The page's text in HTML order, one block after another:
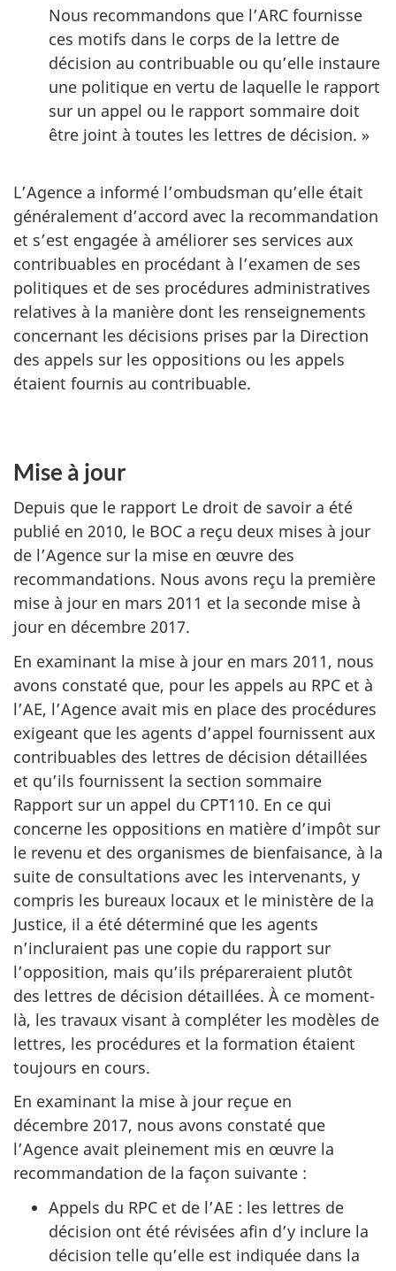
Nous recommandons que l’ARC fournisse
ces motifs dans le corps de la lettre de
décision au contribuable ou qu’elle instaure
une politique en vertu de laquelle le rapport
sur un appel ou le rapport sommaire doit
être joint à toutes les lettres de décision. »
L’Agence a informé l’ombudsman qu’elle était
généralement d’accord avec la recommandation
et s’est engagée à améliorer ses services aux
contribuables en procédant à l’examen de ses
politiques et de ses procédures administratives
relatives à la manière dont les renseignements
concernant les décisions prises par la Direction
des appels sur les oppositions ou les appels
étaient fournis au contribuable.
Mise à jour
Depuis que le rapport Le droit de savoir a été
publié en 2010, le BOC a reçu deux mises à jour
de l’Agence sur la mise en œuvre des
recommandations. Nous avons reçu la première
mise à jour en mars 2011 et la seconde mise à
jour en décembre 2017.
En examinant la mise à jour en mars 2011, nous
avons constaté que, pour les appels au RPC et à
l’AE, l’Agence avait mis en place des procédures
exigeant que les agents d’appel fournissent aux
contribuables des lettres de décision détaillées
et qu’ils fournissent la section sommaire
Rapport sur un appel du CPT110. En ce qui
concerne les oppositions en matière d’impôt sur
le revenu et des organismes de bienfaisance, à la
suite de consultations avec les intervenants, y
compris les bureaux locaux et le ministère de la
Justice, il a été déterminé que les agents
n’incluraient pas une copie du rapport sur
l’opposition, mais qu’ils prépareraient plutôt
des lettres de décision détaillées. À ce moment-
là, les travaux visant à compléter les modèles de
lettres, les procédures et la formation étaient
toujours en cours.
En examinant la mise à jour reçue en
décembre 2017, nous avons constaté que
l’Agence avait pleinement mis en œuvre la
recommandation de la façon suivante :
Appels du RPC et de l’AE : les lettres de
décision ont été révisées afin d’y inclure la
décision telle qu’elle est indiquée dans la